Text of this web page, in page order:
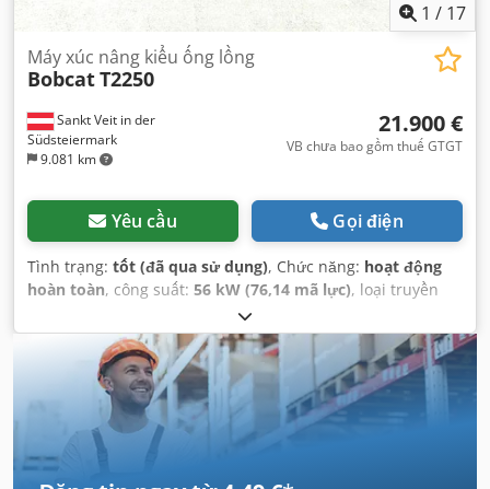
1 / 17
Sankt Veit in der
Südsteiermark
9.081 km
Máy xúc nâng kiểu ống lồng
BobcatT2250
21.900 €
VB chưa bao gồm thuế GTGT
Yêu cầu Gọi điện
Tình trạng: tốt (đã qua sử dụng), Chức năng: hoạt động
hoàn toàn, công suất: 56 kW (76,14 mã lực), loại truyền
, loại nhiên liệu:
suất nâng:2.200 kg/m, Năm sản xuất:2008, giờ hoạt động:
, Thiết bị:cabin, càng nâng pallet,